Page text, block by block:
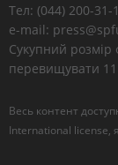
Тел: (044) 200-31-
e-mail:
Сукупний розмір
перевищувати
Весь контент
International license,